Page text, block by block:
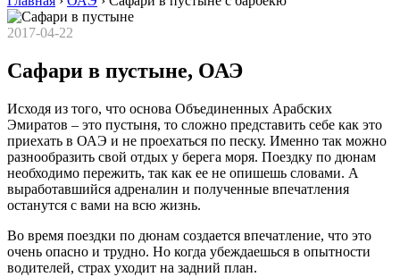
2017-04-22
Сафари в пустыне, ОАЭ
Исходя из того, что основа Объединенных Арабских
Эмиратов – это пустыня, то сложно представить себе как это
приехать в ОАЭ и не проехаться по песку. Именно так можно
разнообразить свой отдых у берега моря. Поездку по дюнам
необходимо пережить, так как ее не опишешь словами. А
выработавшийся адреналин и полученные впечатления
останутся с вами на всю жизнь.
Во время поездки по дюнам создается впечатление, что это
очень опасно и трудно. Но когда убеждаешься в опытности
водителей, страх уходит на задний план.